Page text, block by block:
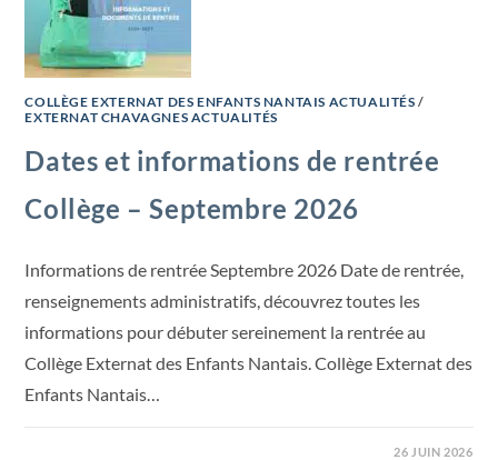
COLLÈGE EXTERNAT DES ENFANTS NANTAIS ACTUALITÉS /
EXTERNAT CHAVAGNES ACTUALITÉS
Dates et informations de rentrée
Collège – Septembre 2026
Informations de rentrée Septembre 2026 Date de rentrée,
renseignements administratifs, découvrez toutes les
informations pour débuter sereinement la rentrée au
Collège Externat des Enfants Nantais. Collège Externat des
Enfants Nantais…
26 JUIN 2026